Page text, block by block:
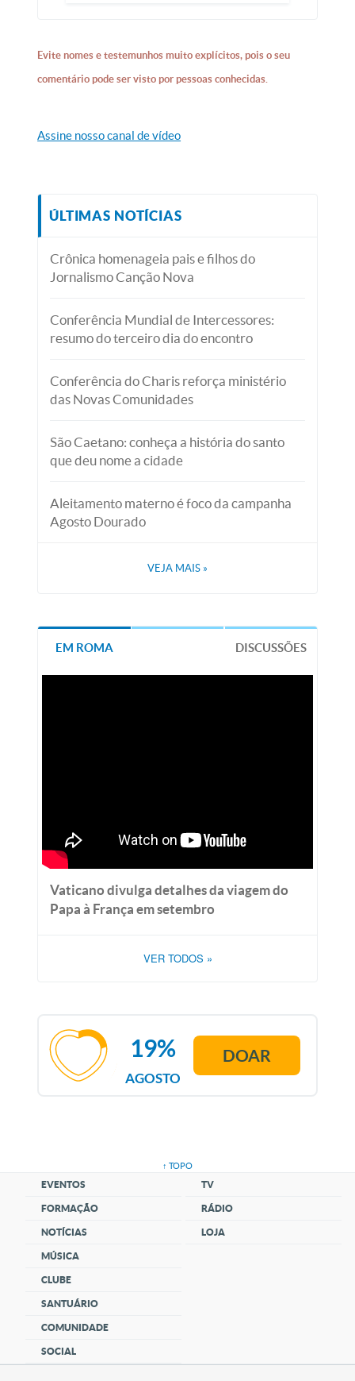
Evite nomes e testemunhos muito explícitos, pois o seu
comentário pode ser visto por pessoas conhecidas.
Assine nosso canal de vídeo
ÚLTIMAS NOTÍCIAS
Crônica homenageia pais e filhos do
Jornalismo Canção Nova
Conferência Mundial de Intercessores:
resumo do terceiro dia do encontro
Conferência do Charis reforça ministério
das Novas Comunidades
São Caetano: conheça a história do santo
que deu nome a cidade
Aleitamento materno é foco da campanha
Agosto Dourado
VEJA MAIS »
EM ROMA DISCUSSÕES
Vaticano divulga detalhes da viagem do
Papa à França em setembro
VER TODOS »
AGOSTO
19% DOAR
↑ TOPO
EVENTOS
FORMAÇÃO
NOTÍCIAS
MÚSICA
CLUBE
SANTUÁRIO
COMUNIDADE
SOCIAL
TV
RÁDIO
LOJA